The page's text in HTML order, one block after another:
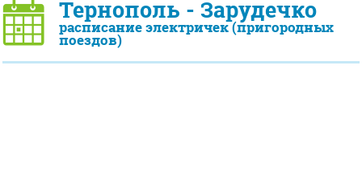
Тернополь - Зарудечко
расписание электричек (пригородных
поездов)